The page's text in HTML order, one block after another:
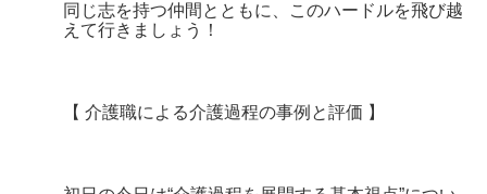
同じ志を持つ仲間とともに、 このハードルを飛び越
えて行きましょう！
【 介護職による介護過程の事例と評価 】